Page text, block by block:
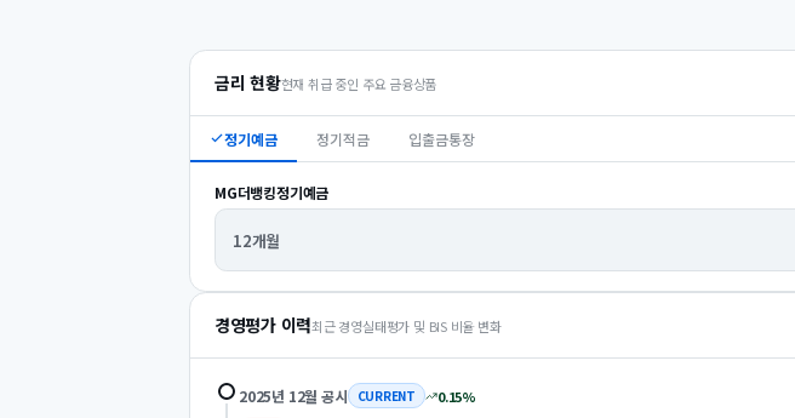
금리 현황현재 취급 중인 주요 금융상품
정기예금 정기적금 입출금통장
MG더뱅킹정기예금
12개월
경영평가 이력최근 경영실태평가 및 BIS 비율 변화
2025년 12월 공시 CURRENT 0.15%